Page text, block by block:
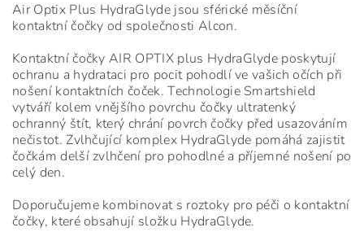
Air Optix Plus HydraGlyde jsou sférické měsíční
kontaktní čočky od společnosti Alcon.
Kontaktní čočky AIR OPTIX plus HydraGlyde poskytují
ochranu a hydrataci pro pocit pohodlí ve vašich očích při
nošení kontaktních čoček. Technologie Smartshield
vytváří kolem vnějšího povrchu čočky ultratenký
ochranný štít, který chrání povrch čočky před usazováním
nečistot. Zvlhčující komplex HydraGlyde pomáhá zajistit
čočkám delší zvlhčení pro pohodlné a příjemné nošení po
celý den.
Doporučujeme kombinovat s roztoky pro péči o kontaktní
čočky, které obsahují složku HydraGlyde.